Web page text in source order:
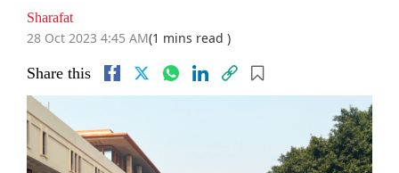
Sharafat
28 Oct 2023 4:45 AM(1 mins read )
Share this